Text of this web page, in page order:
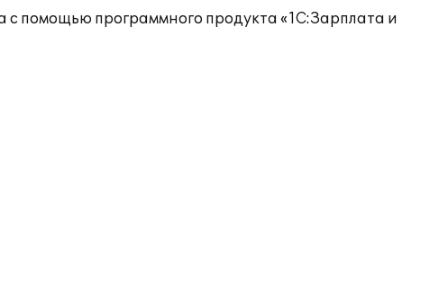
помощью программного продукта «1С:Зарплата и